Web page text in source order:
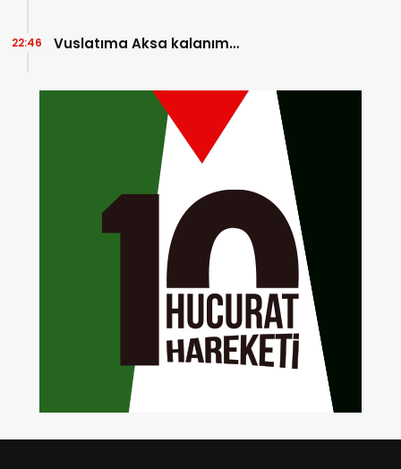
Vuslatıma Aksa kalanım…
22:46